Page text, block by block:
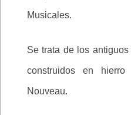
Musicales.
Se trata de los
construidos en
Nouveau.